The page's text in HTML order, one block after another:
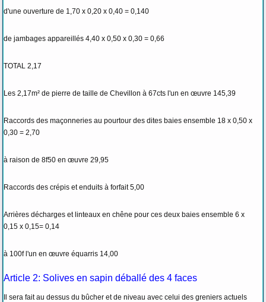
d'une ouverture de 1,70 x 0,20 x 0,40 = 0,140
de jambages appareillés 4,40 x 0,50 x 0,30 = 0,66
TOTAL 2,17
Les 2,17m² de pierre de taille de Chevillon à 67cts l'un en œuvre 145,39
Raccords des maçonneries au pourtour des dites baies ensemble 18 x 0,50 x
0,30 = 2,70
à raison de 8f50 en œuvre 29,95
Raccords des crépis et enduits à forfait 5,00
Arrières décharges et linteaux en chêne pour ces deux baies ensemble 6 x
0,15 x 0,15= 0,14
à 100f l'un en œuvre équarris 14,00
Article 2: Solives en sapin déballé des 4 faces
Il sera fait au dessus du bûcher et de niveau avec celui des greniers actuels